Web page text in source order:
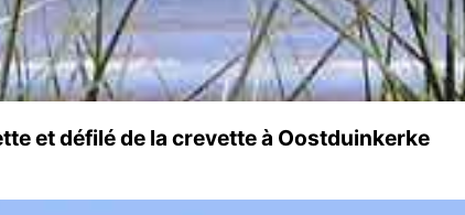
et défilé de la crevette à Oostduinkerke